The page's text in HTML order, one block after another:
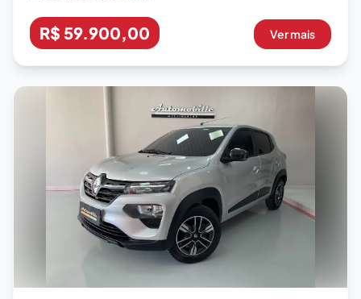
R$ 59.900,00 Ver mais